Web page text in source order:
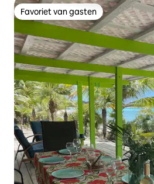
Favoriet van gasten
Favoriet van gasten